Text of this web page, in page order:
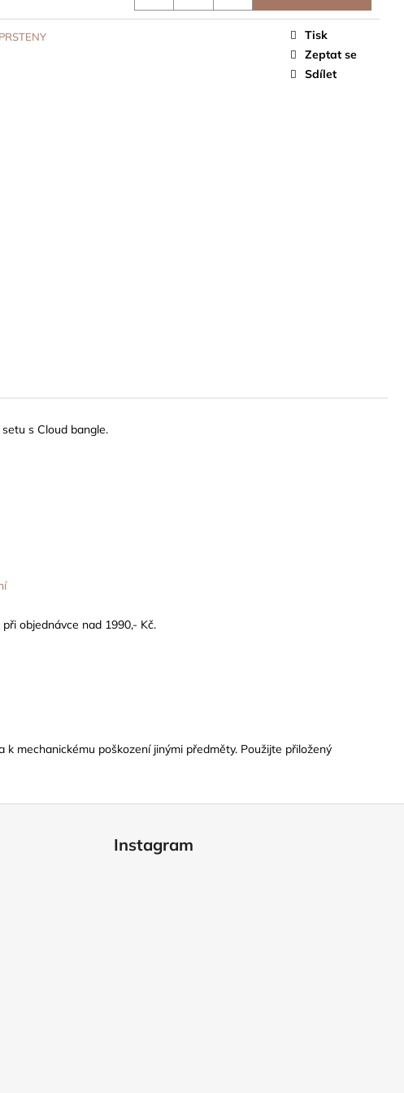
PRSTENY
Tisk
Zeptat se
Sdílet
s Cloud bangle.
objednávce nad 1990,- Kč.
mechanickému poškození jinými předměty. Použijte přiložený
Instagram